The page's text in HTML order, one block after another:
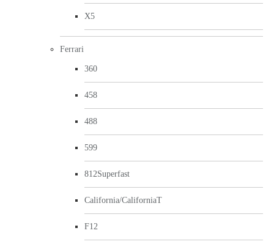
X5
Ferrari
360
458
488
599
812Superfast
California/CaliforniaT
F12